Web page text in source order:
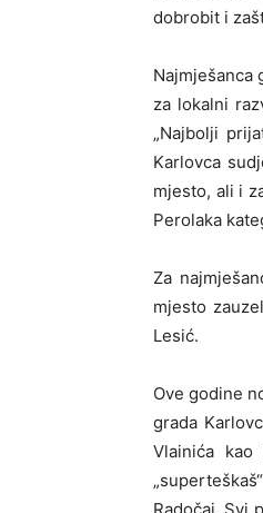
dobrobit i
Najmješanca
za lokalni
„Najbolji
Karlovca
mjesto, ali i
Perolaka
Za
mjesto
Lesić.
Ove godine
grada
Vlainića